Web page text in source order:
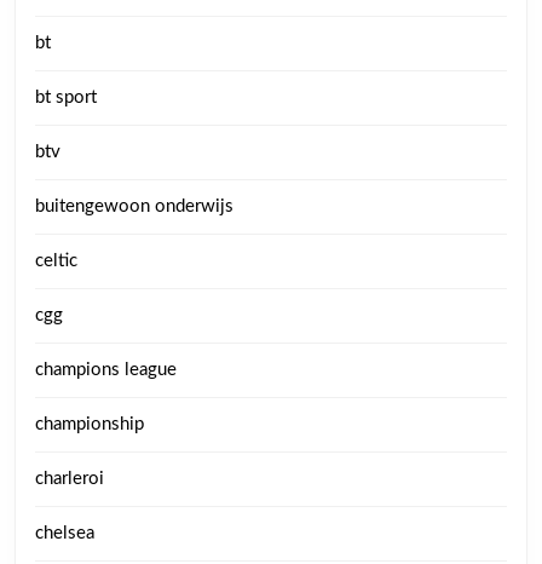
bt
bt sport
btv
buitengewoon onderwijs
celtic
cgg
champions league
championship
charleroi
chelsea